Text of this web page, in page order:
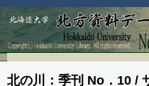
北の川：季刊 No．10 /